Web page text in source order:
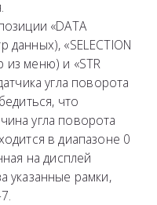
«DATA
данных), «SELECTION
из меню) и «STR
угла поворота
что
угла поворота
в диапазоне 0
на дисплей
указанные рамки,